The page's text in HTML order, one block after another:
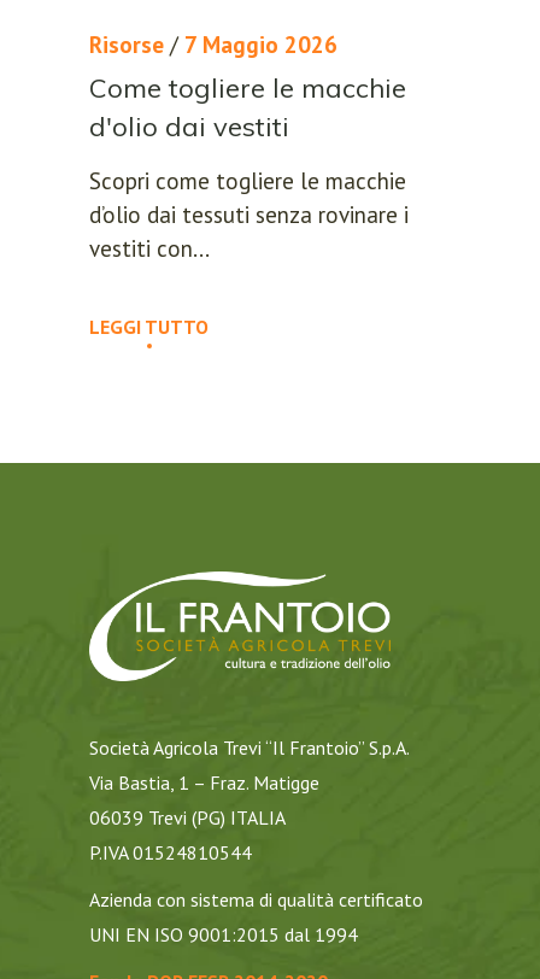
Risorse / 7 Maggio 2026
Come togliere le macchie
d'olio dai vestiti
Scopri come togliere le macchie
d’olio dai tessuti senza rovinare i
vestiti con...
LEGGI TUTTO
Società Agricola Trevi “Il Frantoio” S.p.A.
Via Bastia, 1 – Fraz. Matigge
06039 Trevi (PG) ITALIA
P.IVA 01524810544
Azienda con sistema di qualità certificato
UNI EN ISO 9001:2015 dal 1994